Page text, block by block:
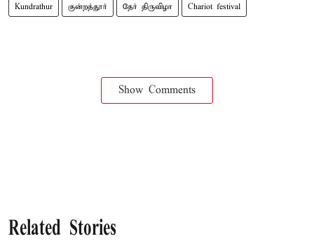
Kundrathur குன்றத்தூர் தேர் திருவிழா Chariot festival
Show Comments
Related Stories